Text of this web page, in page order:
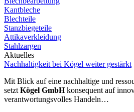
Kantbleche
Blechteile
Stanzbiegeteile
Attikaverkleidung
Stahlzargen
Aktuelles
Nachhaltigkeit bei Kögel weiter gestärkt
Mit Blick auf eine nachhaltige und
setzt Kögel GmbHkonsequent auf
verantwortungsvolles Handeln…